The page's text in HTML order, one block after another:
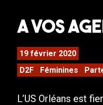
A vos
19 février 2020
D2F
Féminines
L’US Orléans est